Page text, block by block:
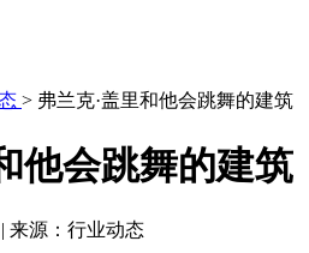
> 弗兰克·盖里和他会跳舞的建筑
他会跳舞的建筑
| 来源：行业动态